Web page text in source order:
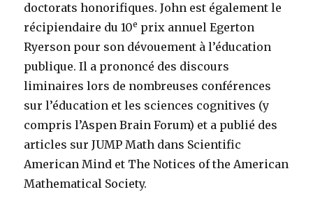
doctorats honorifiques. John est également le
récipiendaire du 10e prix annuel Egerton
Ryerson pour son dévouement à l’éducation
publique. Il a prononcé des discours
liminaires lors de nombreuses conférences
sur l’éducation et les sciences cognitives (y
compris l’Aspen Brain Forum) et a publié des
articles sur JUMP Math dans Scientific
American Mind et The Notices of the American
Mathematical Society.